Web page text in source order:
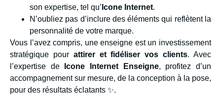
son expertise, tel qu’ Icone Internet.
N’oubliez pas d’inclure des éléments qui reflètent la
personnalité de votre marque.
Vous l’avez compris, une enseigne est un investissement
stratégique pour attirer et fidéliser vos clients. Avec
l’expertise de
Icone Internet Enseigne, profitez d’un
accompagnement sur mesure, de la conception à la pose,
pour des résultats éclatants ✨.